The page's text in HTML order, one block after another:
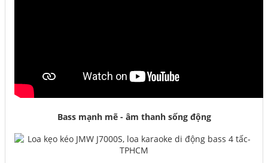
Bass mạnh mẽ - âm thanh sống động